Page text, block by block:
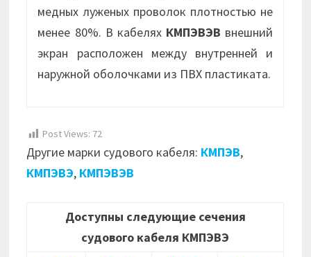
медных луженых проволок плотностью не
менее 80%. В кабелях КМПЭВЭВ внешний
экран расположен между внутренней и
наружной оболочками из ПВХ пластиката.
Post Views: 72
Другие марки судового кабеля: КМПЭВ,
КМПЭВЭ, КМПЭВЭВ
Доступны следующие сечения
судового кабеля КМПЭВЭ